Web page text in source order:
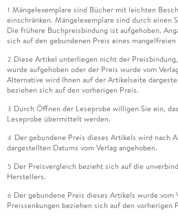
1 Mängelexemplare sind Bücher mit leichten
einschränken. Mängelexemplare sind durch einen
Die frühere Buchpreisbindung ist aufgehoben.
sich auf den gebundenen Preis eines mangelfreien
2 Diese Artikel unterliegen nicht der
wurde aufgehoben oder der Preis wurde vom
Alternative wird Ihnen auf der Artikelseite
beziehen sich auf den vorherigen Preis.
3 Durch Öffnen der Leseprobe willigen Sie ein,
Leseprobe übermittelt werden.
4 Der gebundene Preis dieses Artikels wird nach
dargestellten Datums vom Verlag angehoben.
5 Der Preisvergleich bezieht sich auf die
Herstellers.
6 Der gebundene Preis dieses Artikels wurde vom
Preissenkungen beziehen sich auf den vorherigen